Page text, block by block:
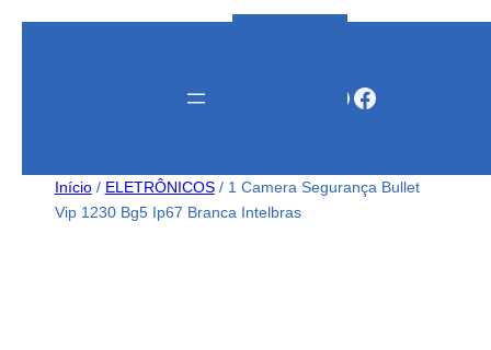
Facebook
Início/ ELETRÔNICOS/ 1 Camera Segurança Bullet
Vip 1230 Bg5 Ip67 Branca Intelbras